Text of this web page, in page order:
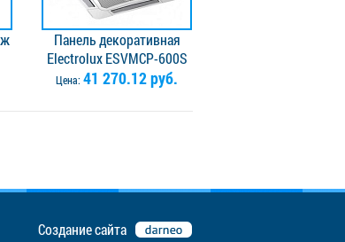
Панель декоративная
Electrolux ESVMCP-600S
Цена: 41 270.12 руб.
Создание сайта